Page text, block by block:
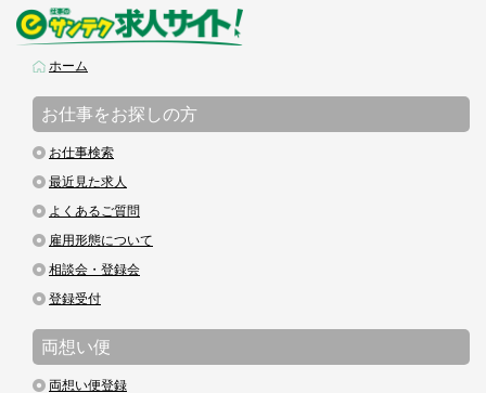
ホーム
お仕事をお探しの方
お仕事検索
最近見た求人
よくあるご質問
雇用形態について
相談会・登録会
登録受付
両想い便
両想い便登録